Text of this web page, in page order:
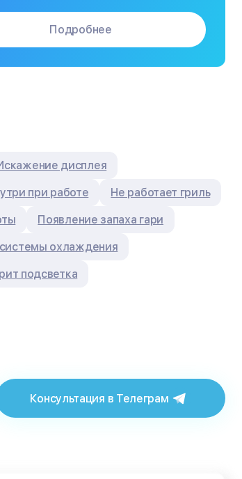
Подробнее
дисплея
при работе Не работает гриль
Появление запаха гари
охлаждения
подсветка
Консультация в Телеграм